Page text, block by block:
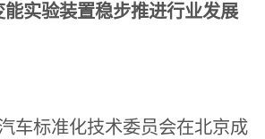
实验装置稳步推进行业发展
车标准化技术委员会在北京成